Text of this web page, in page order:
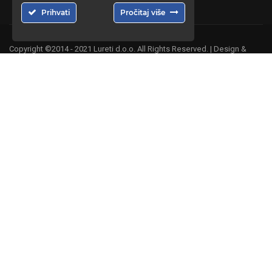
Copyright ©2014 - 2021 Lureti d.o.o. All Rights Reserved. | Design &
Prihvati Pročitaj više